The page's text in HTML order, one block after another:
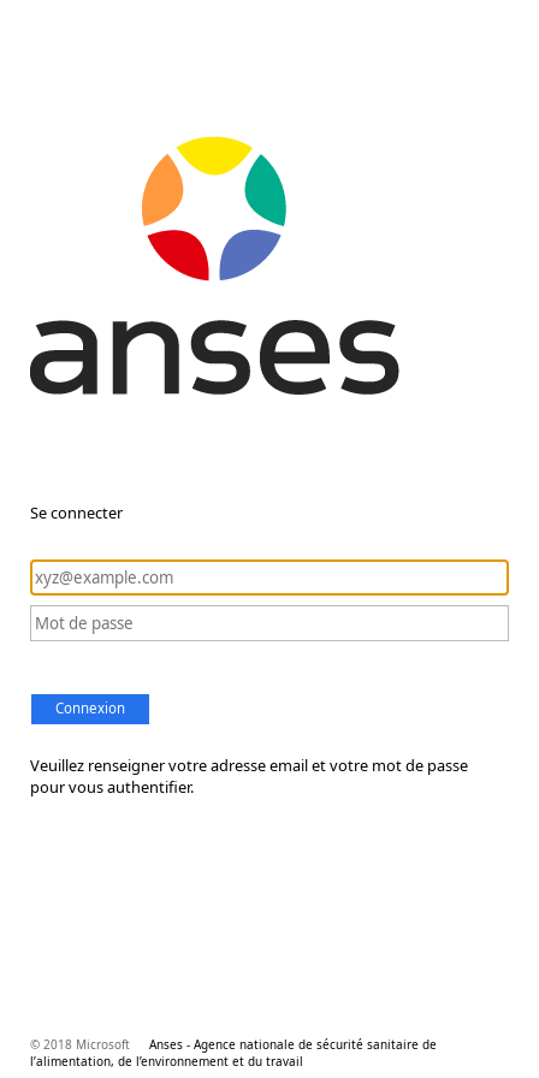
Se connecter
Connexion
Veuillez renseigner votre adresse email et votre mot de passe
pour vous authentifier.
© 2018 Microsoft
Anses - Agence nationale de sécurité sanitaire de
l’alimentation, de l’environnement et du travail